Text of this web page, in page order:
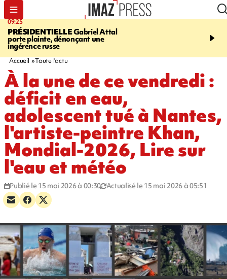
09:25
PRÉSIDENTIELLEGabriel Attal
porte plainte, dénonçant une
ingérence russe
11:43
accident après le virage
Accueil Toute l'actu
À la une de ce vendredi :
déficit en eau,
adolescent tué à Nantes,
l'artiste-peintre Khan,
Mondial-2026, Lire sur
l'eau et météo
Publié le 15 mai 2026 à 00:30 Actualisé le 15 mai 2026 à 05:51